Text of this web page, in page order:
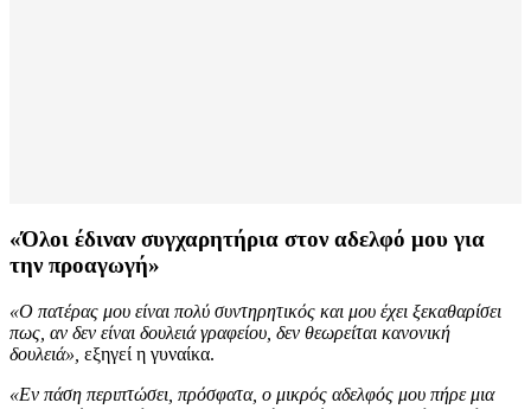
«Όλοι έδιναν συγχαρητήρια στον αδελφό μου για
την προαγωγή»
«Ο πατέρας μου είναι πολύ συντηρητικός και μου έχει ξεκαθαρίσει
πως, αν δεν είναι δουλειά γραφείου, δεν θεωρείται κανονική
δουλειά», εξηγεί η γυναίκα.
«Εν πάση περιπτώσει, πρόσφατα, ο μικρός αδελφός μου πήρε μια